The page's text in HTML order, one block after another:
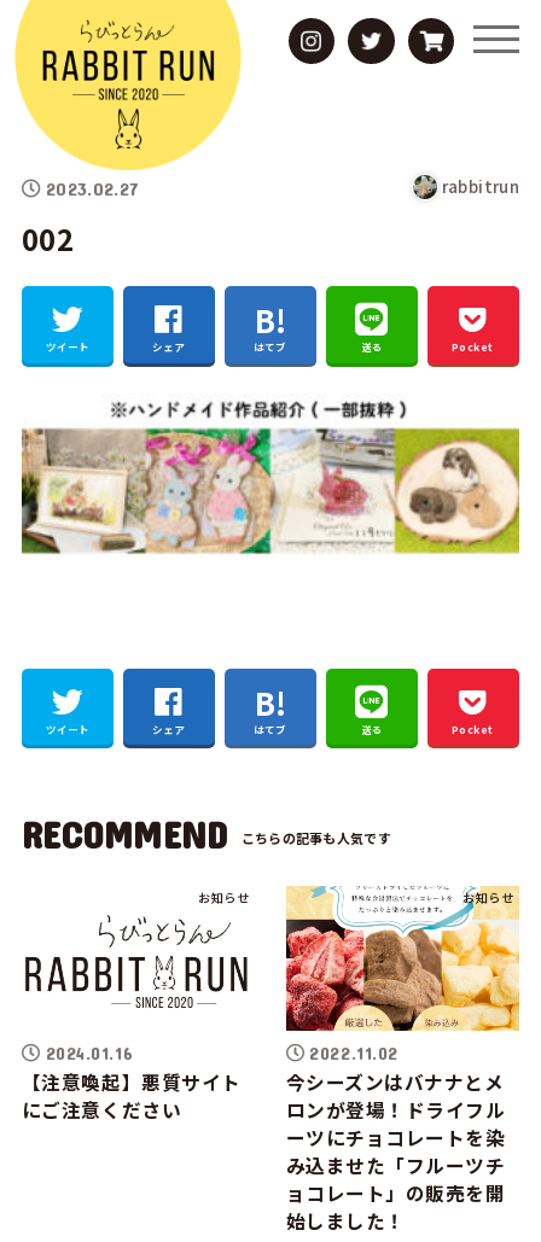
2023.02.27 rabbitrun
002
ツイート シェア はてブ 送る Pocket
ツイート シェア はてブ 送る Pocket
RECOMMEND
お知らせ
2024.01.16
【注意喚起】悪質サイト
にご注意ください
お知らせ
2022.11.02
今シーズンはバナナとメ
ロンが登場！ドライフル
ーツにチョコレートを染
み込ませた「フルーツチ
ョコレート」の販売を開
始しました！